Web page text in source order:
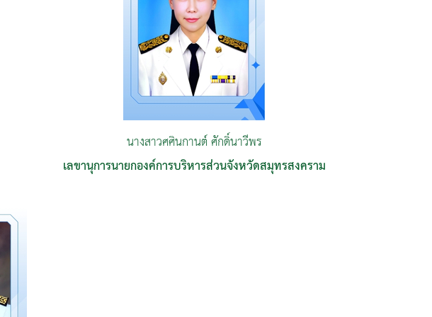
นางสาวศศินกานต์ ศักดิ์นาวีพร
เลขานุการนายกองค์การบริหารส่วนจังหวัดสมุทรสงคราม